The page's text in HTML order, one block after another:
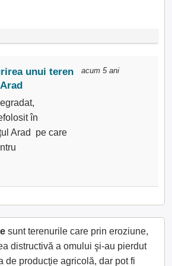
unui teren
în
Arad pe care
acum 5 ani
sunt terenurile care prin eroziune,
distructivă a omului şi-au pierdut
de producţie agricolă, dar pot fi